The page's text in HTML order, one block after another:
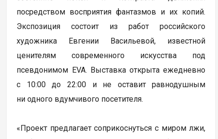
посредством восприятия фантазмов и их копий.
Экспозиция состоит из работ российского
художника Евгении Васильевой, известной
ценителям современного искусства под
псевдонимом EVA. Выставка открыта ежедневно
с 10:00 до 22:00 и не оставит равнодушным
ни одного вдумчивого посетителя.
«Проект предлагает соприкоснуться с миром лжи,